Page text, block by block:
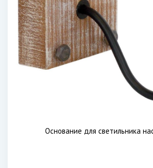
Основание для светильника